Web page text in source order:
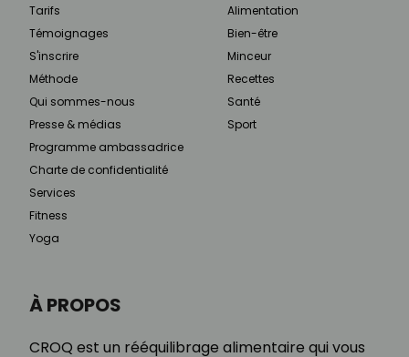
À PROPOS
CROQ est un rééquilibrage alimentaire qui vous
Tarifs
Témoignages
S'inscrire
Méthode
Qui sommes-nous
Presse & médias
Programme ambassadrice
Charte de confidentialité
Services
Fitness
Yoga
Alimentation
Bien-être
Minceur
Recettes
Santé
Sport